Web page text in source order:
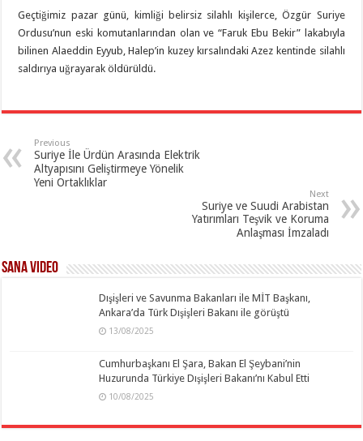
Geçtiğimiz pazar günü, kimliği belirsiz silahlı kişilerce, Özgür Suriye
Ordusu’nun eski komutanlarından olan ve “Faruk Ebu Bekir” lakabıyla
bilinen Alaeddin Eyyub, Halep’in kuzey kırsalındaki Azez kentinde silahlı
saldırıya uğrayarak öldürüldü.
Previous
Suriye İle Ürdün Arasında Elektrik
Altyapısını Geliştirmeye Yönelik
Yeni Ortaklıklar
Next
Suriye ve Suudi Arabistan
Yatırımları Teşvik ve Koruma
Anlaşması İmzaladı
SANA Video
Dışişleri ve Savunma Bakanları ile MİT Başkanı,
Ankara’da Türk Dışişleri Bakanı ile görüştü
13/08/2025
Cumhurbaşkanı El Şara, Bakan El Şeybani’nin
Huzurunda Türkiye Dışişleri Bakanı’nı Kabul Etti
10/08/2025